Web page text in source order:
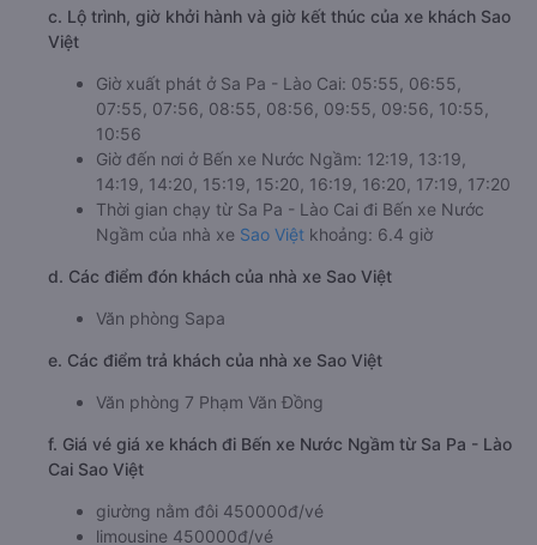
c. Lộ trình, giờ khởi hành và giờ kết thúc của xe khách Sao
Việt
Giờ xuất phát ở Sa Pa - Lào Cai: 05:55, 06:55,
07:55, 07:56, 08:55, 08:56, 09:55, 09:56, 10:55,
10:56
Giờ đến nơi ở Bến xe Nước Ngầm: 12:19, 13:19,
14:19, 14:20, 15:19, 15:20, 16:19, 16:20, 17:19, 17:20
Thời gian chạy từ Sa Pa - Lào Cai đi Bến xe Nước
Ngầm của nhà xe Sao Việt khoảng: 6.4 giờ
d. Các điểm đón khách của nhà xe Sao Việt
Văn phòng Sapa
e. Các điểm trả khách của nhà xe Sao Việt
Văn phòng 7 Phạm Văn Đồng
f. Giá vé giá xe khách đi Bến xe Nước Ngầm từ Sa Pa - Lào
Cai Sao Việt
giường nằm đôi 450000đ/vé
limousine 450000đ/vé